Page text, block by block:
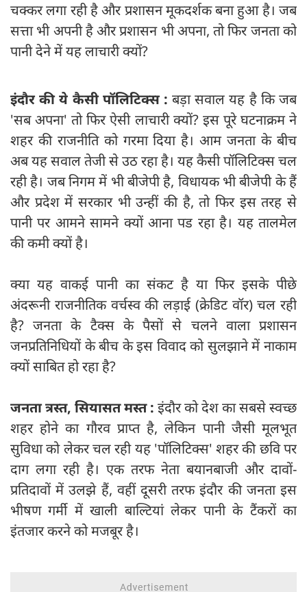
चक्कर लगा रही है और प्रशासन मूकदर्शक बना हुआ है। जब
सत्ता भी अपनी है और प्रशासन भी अपना, तो फिर जनता को
पानी देने में यह लाचारी क्यों?
इंदौर की ये कैसी पॉलिटिक्‍स :बड़ा सवाल यह है कि जब
'सब अपना' तो फिर ऐसी लाचारी क्यों? इस पूरे घटनाक्रम ने
शहर की राजनीति को गरमा दिया है। आम जनता के बीच
अब यह सवाल तेजी से उठ रहा है। यह कैसी पॉलिटिक्‍स चल
रही है। जब निगम में भी बीजेपी है, विधायक भी बीजेपी के हैं
और प्रदेश में सरकार भी उन्हीं की है, तो फिर इस तरह से
पानी पर आमने सामने क्‍यों आना पड रहा है। यह तालमेल
की कमी क्यों है।
क्या यह वाकई पानी का संकट है या फिर इसके पीछे
अंदरूनी राजनीतिक वर्चस्व की लड़ाई (क्रेडिट वॉर) चल रही
है? जनता के टैक्स के पैसों से चलने वाला प्रशासन
जनप्रतिनिधियों के बीच के इस विवाद को सुलझाने में नाकाम
क्यों साबित हो रहा है?
जनता त्रस्त, सियासत मस्त : इंदौर को देश का सबसे स्वच्छ
शहर होने का गौरव प्राप्त है, लेकिन पानी जैसी मूलभूत
सुविधा को लेकर चल रही यह 'पॉलिटिक्स' शहर की छवि पर
दाग लगा रही है। एक तरफ नेता बयानबाजी और दावों-
प्रतिदावों में उलझे हैं, वहीं दूसरी तरफ इंदौर की जनता इस
भीषण गर्मी में खाली बाल्टियां लेकर पानी के टैंकरों का
इंतजार करने को मजबूर है।